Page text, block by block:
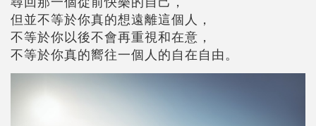
但並不等於你真的想遠離這個人，
不等於你以後不會再重視和在意，
不等於你真的嚮往一個人的自在自由。